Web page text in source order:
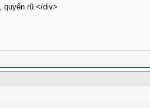
quyến rũ.</div>